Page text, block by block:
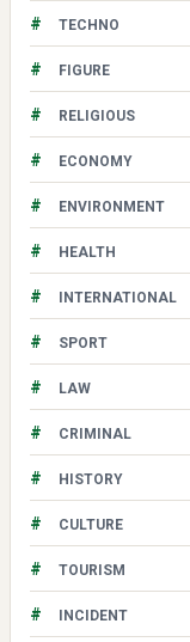
# TECHNO
# FIGURE
# RELIGIOUS
# ECONOMY
# ENVIRONMENT
# HEALTH
# INTERNATIONAL
# SPORT
# LAW
# CRIMINAL
# HISTORY
# CULTURE
# TOURISM
# INCIDENT